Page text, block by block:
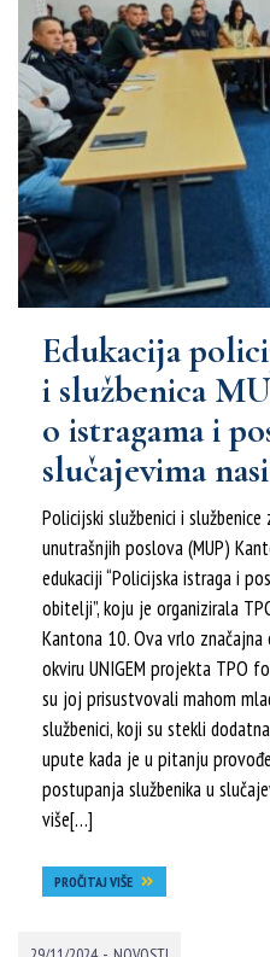
Edukacija
i službenica
o istragama i
slučajevima
Policijski službenici i
unutrašnjih poslova (MUP)
edukaciji “Policijska istraga i
obitelji”, koju je organizirala
Kantona 10. Ova vrlo značajna
okviru UNIGEM projekta TPO
su joj prisustvovali mahom
službenici, koji su stekli
upute kada je u pitanju
postupanja službenika u
više[…]
PROČITAJ VIŠE